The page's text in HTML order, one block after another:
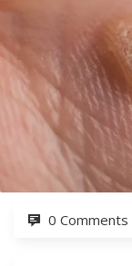
0 Comments